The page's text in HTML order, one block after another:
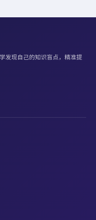
发现自己的知识盲点，精准提